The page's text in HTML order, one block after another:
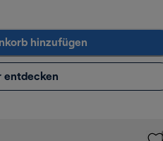
hinzufügen
entdecken